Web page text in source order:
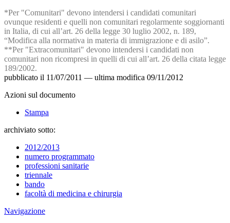
*Per "Comunitari" devono intendersi i candidati comunitari
ovunque residenti e quelli non comunitari regolarmente soggiornanti
in Italia, di cui all’art. 26 della legge 30 luglio 2002, n. 189,
“Modifica alla normativa in materia di immigrazione e di asilo”.
**Per "Extracomunitari" devono intendersi i candidati non
comunitari non ricompresi in quelli di cui all’art. 26 della citata legge
189/2002.
pubblicato il 11/07/2011 — ultima modifica 09/11/2012
Azioni sul documento
Stampa
archiviato sotto:
2012/2013
numero programmato
professioni sanitarie
triennale
bando
facoltà di medicina e chirurgia
Navigazione